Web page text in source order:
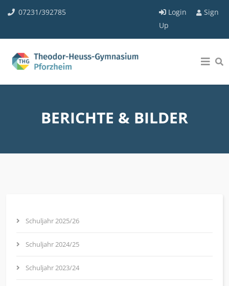
07231/392785 Login
Sign
Up
BERICHTE & BILDER
Schuljahr 2025/26
Schuljahr 2024/25
Schuljahr 2023/24